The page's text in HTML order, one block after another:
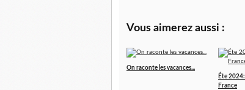
Vous aimerez aussi :
On raconte les vacances...
Éte 2024:
France